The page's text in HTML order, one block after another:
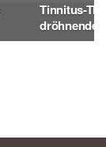
Tinnitus-